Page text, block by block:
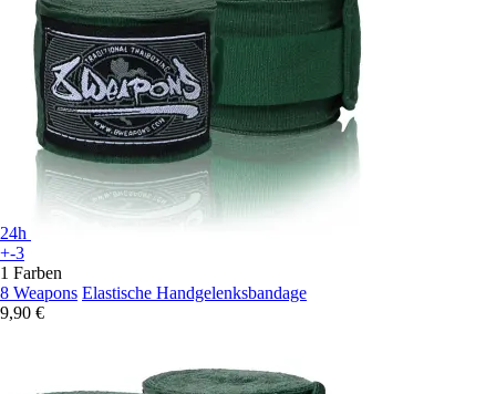
24h
+-3
1 Farben
8 Weapons Elastische Handgelenksbandage
9,90 €